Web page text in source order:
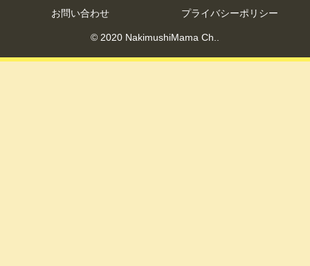
お問い合わせ
プライバシーポリシー
© 2020 NakimushiMama Ch..